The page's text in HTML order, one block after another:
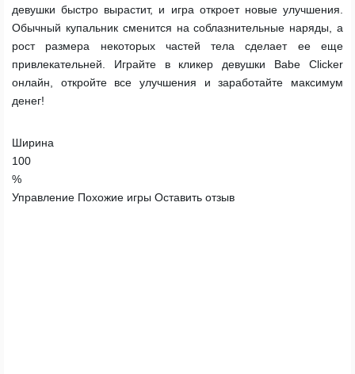
девушки быстро вырастит, и игра откроет новые улучшения.
Обычный купальник сменится на соблазнительные наряды, а
рост размера некоторых частей тела сделает ее еще
привлекательней. Играйте в кликер девушки Babe Clicker
онлайн, откройте все улучшения и заработайте максимум
денег!
Ширина
100
%
Управление Похожие игры Оставить отзыв